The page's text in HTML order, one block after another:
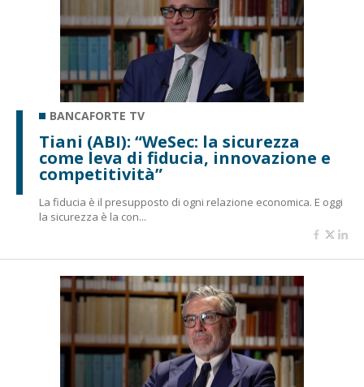
BANCAFORTE TV
Tiani (ABI): “WeSec: la sicurezza
come leva di fiducia, innovazione e
competitività”
La fiducia è il presupposto di ogni relazione economica. E oggi
la sicurezza è la con...